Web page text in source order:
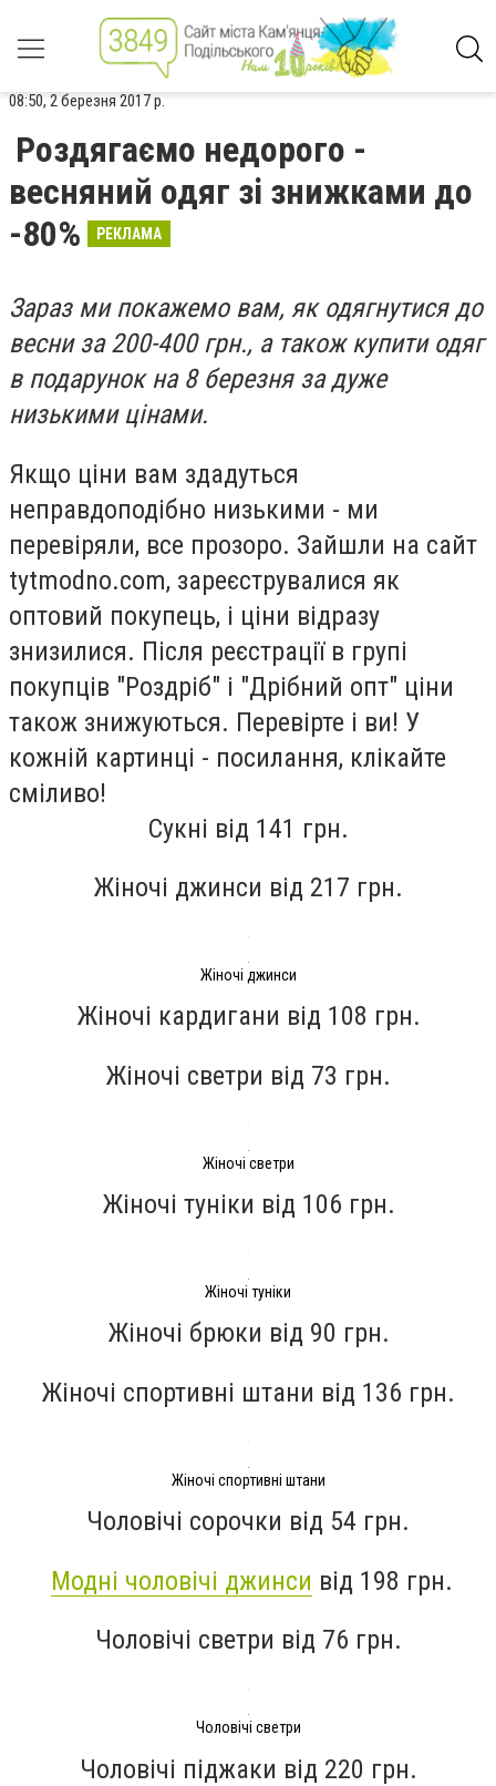
08:50, 2 березня 2017 р.
Роздягаємо недорого -
весняний одяг зі знижками до
-80%
РЕКЛАМА
Зараз ми покажемо вам, як одягнутися до
весни за 200-400 грн., а також купити одяг
в подарунок на 8 березня за дуже
низькими цінами.
Якщо ціни вам здадуться
неправдоподібно низькими - ми
перевіряли, все прозоро. Зайшли на сайт
tytmodno.com, зареєструвалися як
оптовий покупець, і ціни відразу
знизилися. Після реєстрації в групі
покупців "Роздріб" і "Дрібний опт" ціни
також знижуються. Перевірте і ви! У
кожній картинці - посилання, клікайте
сміливо!
Сукні від 141 грн.
Жіночі джинси від 217 грн.
Жіночі джинси
Жіночі кардигани від 108 грн.
Жіночі светри від 73 грн.
Жіночі светри
Жіночі туніки від 106 грн.
Жіночі туніки
Жіночі брюки від 90 грн.
Жіночі спортивні штани від 136 грн.
Жіночі спортивні штани
Чоловічі сорочки від 54 грн.
Модні чоловічі джинси від 198 грн.
Чоловічі светри від 76 грн.
Чоловічі светри
Чоловічі піджаки від 220 грн.